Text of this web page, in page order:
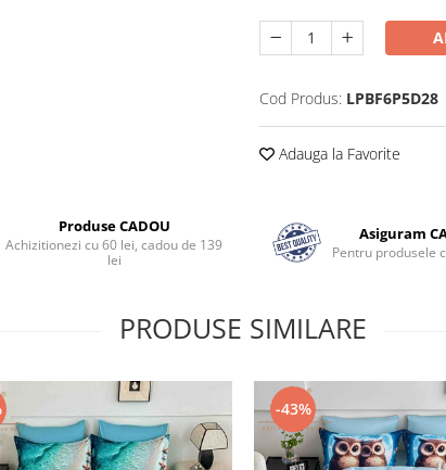
Cod Produs: LPBF6P5D28
Adauga la Favorite
Produse CADOU
Achizitionezi cu 60 lei, cadou de 139
lei
Asiguram
Pentru produsele
PRODUSE SIMILARE
-43%